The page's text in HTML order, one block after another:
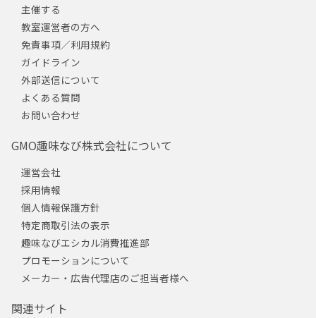
主催する
教室運営者の方へ
免責事項／利用規約
ガイドライン
外部送信について
よくある質問
お問い合わせ
GMO趣味なび株式会社について
運営会社
採用情報
個人情報保護方針
特定商取引法の表示
趣味なびエシカル消費推進部
プロモーションについて
メーカー・広告代理店のご担当者様へ
関連サイト